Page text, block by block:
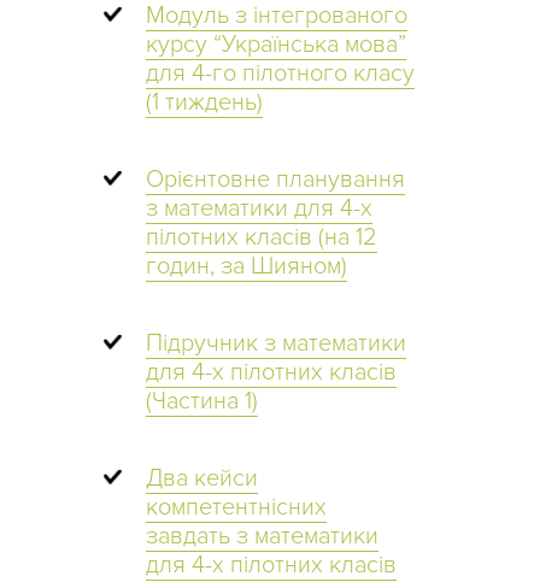
Модуль з інтегрованого
курсу “Українська мова”
для 4-го пілотного класу
(1 тиждень)
Орієнтовне планування
з математики для 4-х
пілотних класів (на 12
годин, за Шияном)
Підручник з математики
для 4-х пілотних класів
(Частина 1)
Два кейси
компетентнісних
завдать з математики
для 4-х пілотних класів